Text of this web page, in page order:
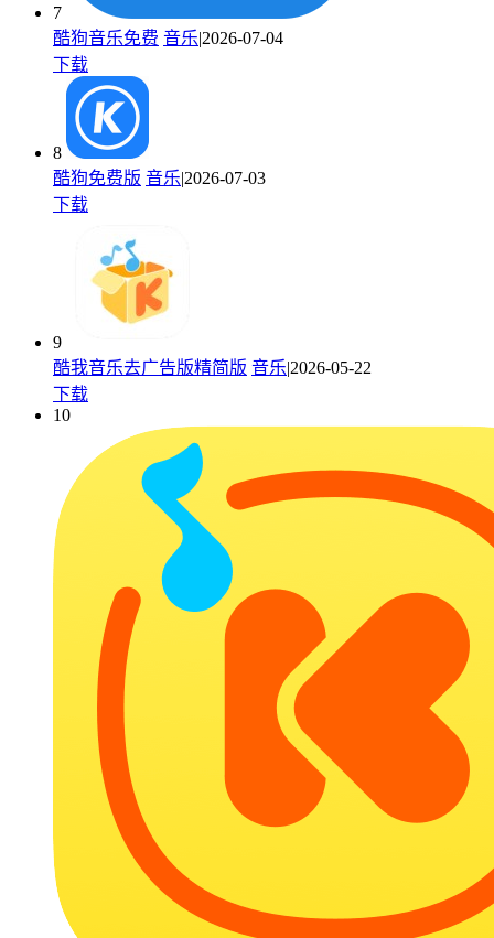
7
酷狗音乐免费 音乐|2026-07-04
下载
8
酷狗免费版 音乐|2026-07-03
下载
9
酷我音乐去广告版精简版 音乐|2026-05-22
下载
10